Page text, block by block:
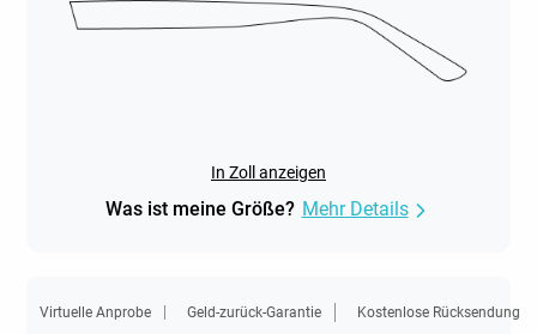
In Zoll anzeigen
Was ist meine Größe? Mehr Details
Virtuelle Anprobe Geld-zurück-Garantie Kostenlose Rücksendung